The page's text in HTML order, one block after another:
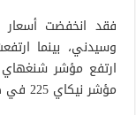
فقد انخفضت
وسيدني، بينما
مؤشر نيكاي 225 في طوكيو 0.2٪ إلى 26639.04.